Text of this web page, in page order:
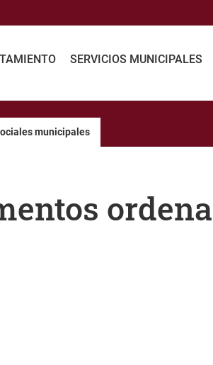
SERVICIOS MUNICIPALES
municipales